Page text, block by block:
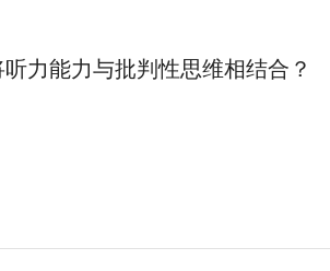
力能力与批判性思维相结合？